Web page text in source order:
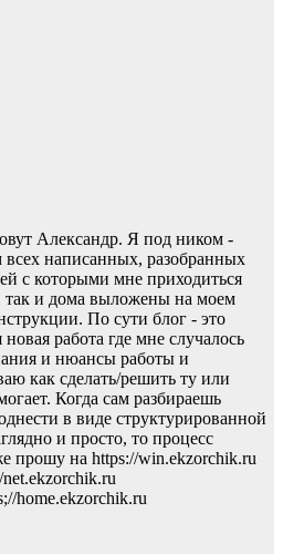
Александр. Я под ником -
всех написанных, разобранных
с которыми мне приходиться
так и дома выложены на моем
По сути блог - это
работа где мне случалось
и нюансы работы и
как сделать/решить ту или
Когда сам разбираешь
в виде структурированной
и просто, то процесс
прошу на https://win.ekzorchik.ru
home.ekzorchik.ru